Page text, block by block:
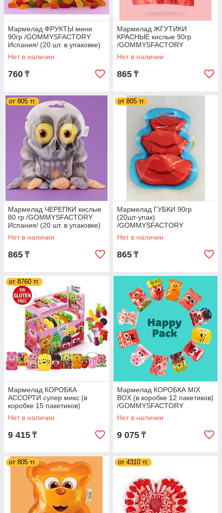
Мармелад ФРУКТЫ мини
90гр /GOMMYSFACTORY
Испания/ (20 шт. в упаковке)
Нет в наличии
760 ₸
Мармелад ЖГУТИКИ
КРАСНЫЕ кислые 90гр
/GOMMYSFACTORY
Испания/ (20 шт. в упаковке)
Нет в наличии
865 ₸
от 805 тг.
Мармелад ЧЕРЕПКИ кислые
80 гр /GOMMYSFACTORY
Испания/ (20 шт. в упаковке)
Нет в наличии
865 ₸
от 805 тг.
Мармелад ГУБКИ 90гр
(20шт-упак)
/GOMMYSFACTORY
Испания/ (20 шт. в упаковке)
Нет в наличии
865 ₸
от 8760 тг.
Мармелад КОРОБКА
АССОРТИ супер микс (в
коробке 15 пакетиков)
/GOMMYSFACTORY
Испания/
Нет в наличии
9 415 ₸
Мармелад КОРОБКА MIX
BOX (в коробке 12 пакетиков)
/GOMMYSFACTORY
Испания/
Нет в наличии
9 075 ₸
от 805 тг. от 4310 тг.